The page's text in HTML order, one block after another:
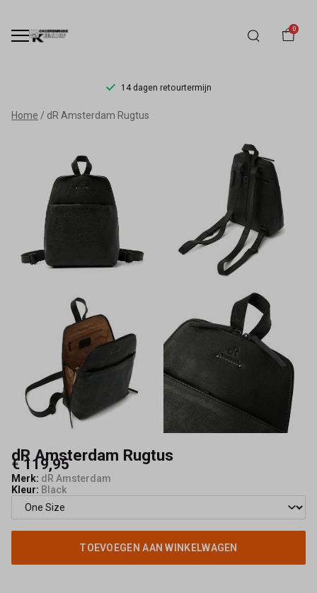
0
14 dagen retourtermijn
dR
Amsterdam
Rugtus
Schoenmode
Kerkhof
Home dR Amsterdam Rugtus
dR Amsterdam Rugtus
€ 119,95
Merk: dR Amsterdam
Kleur: Black
TOEVOEGEN AAN WINKELWAGEN